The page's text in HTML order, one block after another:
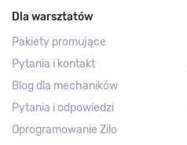
Dla warsztatów
Pakiety promujące
Pytania i kontakt
Blog dla mechaników
Pytania i odpowiedzi
Oprogramowanie Zilo